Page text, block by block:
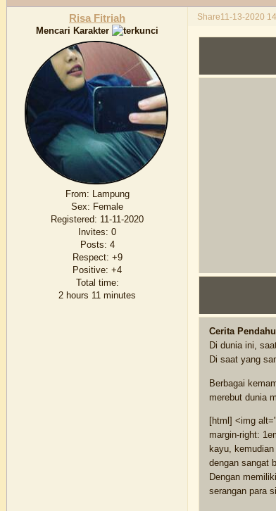
Share11-13-2020
Risa Fitriah
Mencari Karakter
From: Lampung
Sex: Female
Registered: 11-11-2020
Invites: 0
Posts: 4
Respect: +9
Positive: +4
Total time:
2 hours 11 minutes
Cerita
Di dunia ini,
Di saat yang
Berbagai
merebut dunia
[html] <img
margin-right:
kayu,
dengan sangat
Dengan
serangan para